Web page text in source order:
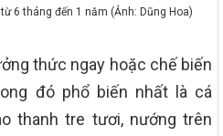
6 tháng đến 1 năm (Ảnh: Dũng Hoa)
thức ngay hoặc chế biến
đó phổ biến nhất là cá
thanh tre tươi, nướng trên